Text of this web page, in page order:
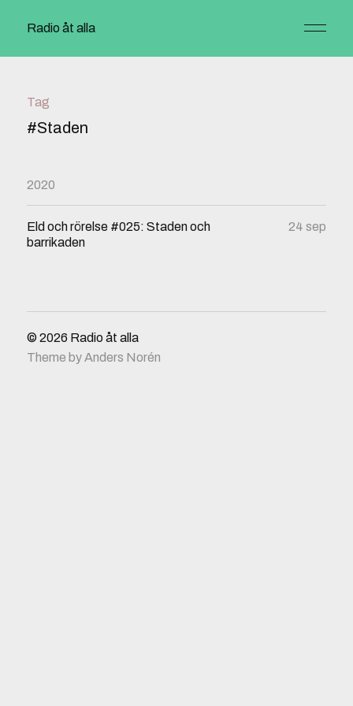
Radio åt alla
Tag
#Staden
2020
Eld och rörelse #025: Staden och
barrikaden
24 sep
© 2026 Radio åt alla
Theme byAnders Norén